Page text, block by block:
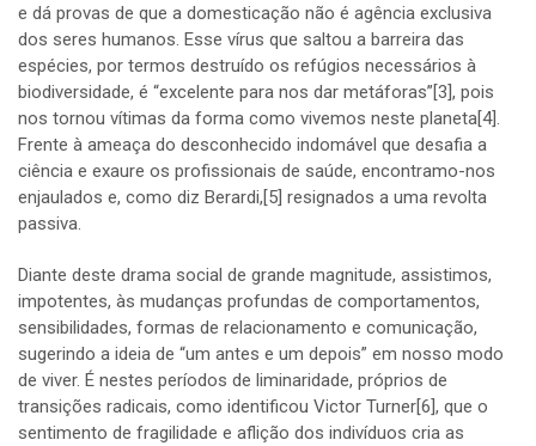
e dá provas de que a domesticação não é agência exclusiva
dos seres humanos. Esse vírus que saltou a barreira das
espécies, por termos destruído os refúgios necessários à
biodiversidade, é “excelente para nos dar metáforas”[3], pois
nos tornou vítimas da forma como vivemos neste planeta[4].
Frente à ameaça do desconhecido indomável que desafia a
ciência e exaure os profissionais de saúde, encontramo-nos
enjaulados e, como diz Berardi,[5] resignados a uma revolta
passiva.
Diante deste drama social de grande magnitude, assistimos,
impotentes, às mudanças profundas de comportamentos,
sensibilidades, formas de relacionamento e comunicação,
sugerindo a ideia de “um antes e um depois” em nosso modo
de viver. É nestes períodos de liminaridade, próprios de
transições radicais, como identificou Victor Turner[6], que o
sentimento de fragilidade e aflição dos indivíduos cria as